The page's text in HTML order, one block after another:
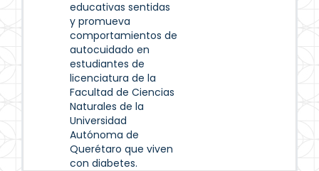
educativas sentidas
y promueva
comportamientos de
autocuidado en
estudiantes de
licenciatura de la
Facultad de Ciencias
Naturales de la
Universidad
Autónoma de
Querétaro que viven
con diabetes.